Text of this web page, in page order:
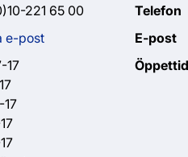
221 65 00
e-post
17
Telefon
E-post